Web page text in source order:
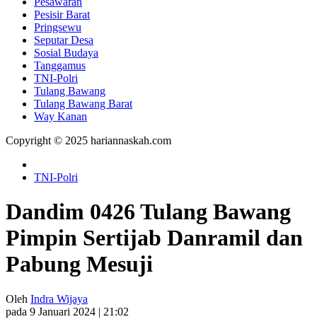
Pesisir Barat
Pringsewu
Seputar Desa
Sosial Budaya
Tanggamus
TNI-Polri
Tulang Bawang
Tulang Bawang Barat
Way Kanan
Copyright © 2025 hariannaskah.com
TNI-Polri
Dandim 0426 Tulang Bawang
Pimpin Sertijab Danramil dan
Pabung Mesuji
Oleh Indra Wijaya
pada 9 Januari 2024 | 21:02